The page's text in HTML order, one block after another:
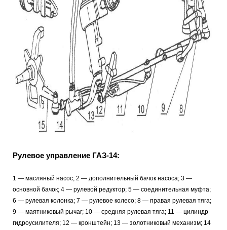
Рулевое управление ГАЗ-14:
1 — масляный насос; 2 — дополнительный бачок насоса; 3 —
основной бачок; 4 — рулевой редуктор; 5 — соединительная муфта;
6 — рулевая колонка; 7 — рулевое колесо; 8 — правая рулевая тяга;
9 — маятниковый рычаг; 10 — средняя рулевая тяга; 11 — цилиндр
гидроусилителя; 12 — кронштейн; 13 — золотниковый механизм; 14